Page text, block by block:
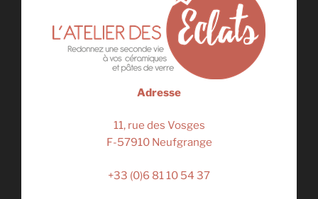
Adresse
11, rue des Vosges
F-57910 Neufgrange
+33 (0)6 81 10 54 37